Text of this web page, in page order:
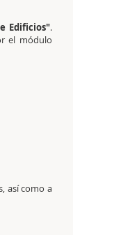
Edificios".
el módulo
así como a